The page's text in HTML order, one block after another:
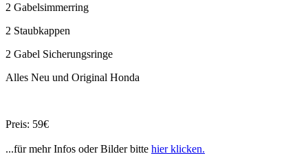
2 Gabelsimmerring
2 Staubkappen
2 Gabel Sicherungsringe
Alles Neu und Original Honda
Preis: 59€
...für mehr Infos oder Bilder bitte hier klicken.